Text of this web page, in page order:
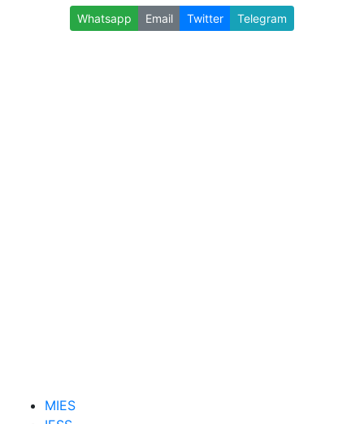
Whatsapp Email Twitter Telegram
MIES